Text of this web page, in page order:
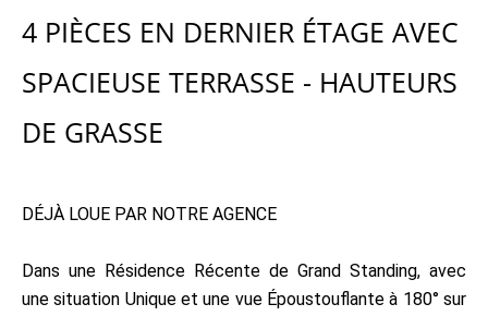
4 PIÈCES EN DERNIER ÉTAGE AVEC
SPACIEUSE TERRASSE - HAUTEURS
DE GRASSE
DÉJÀ LOUE PAR NOTRE AGENCE
Dans une Résidence Récente de Grand Standing, avec
une situation Unique et une vue Époustouflante à 180° sur